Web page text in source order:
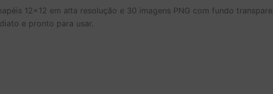
12×12 em alta resolução e 30 imagens PNG com fundo
e pronto para usar.